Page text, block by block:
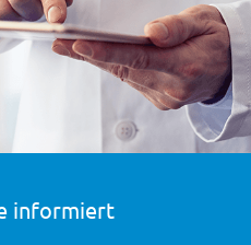
informiert